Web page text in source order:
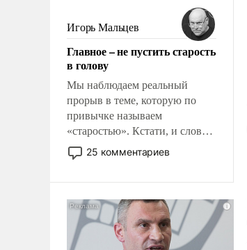
консультирует Киев, пришла в
голову мысль: хорошо бы
продемонстрировать, что
Украина вступила в
вооруженное противостояние
с Ираном.
Игорь Мальцев
Главное – не пустить старость
в голову
Мы наблюдаем реальный
прорыв в теме, которую по
привычке называем
«старостью». Кстати, и слово-
то это уже стараются не
использовать – так же, как
что оно уже несет негативные
коннотации.
25 комментариев